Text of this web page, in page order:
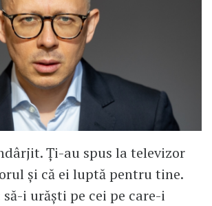
Ți-au spus la televizor
și că ei luptă pentru tine.
i urăști pe cei pe care-i